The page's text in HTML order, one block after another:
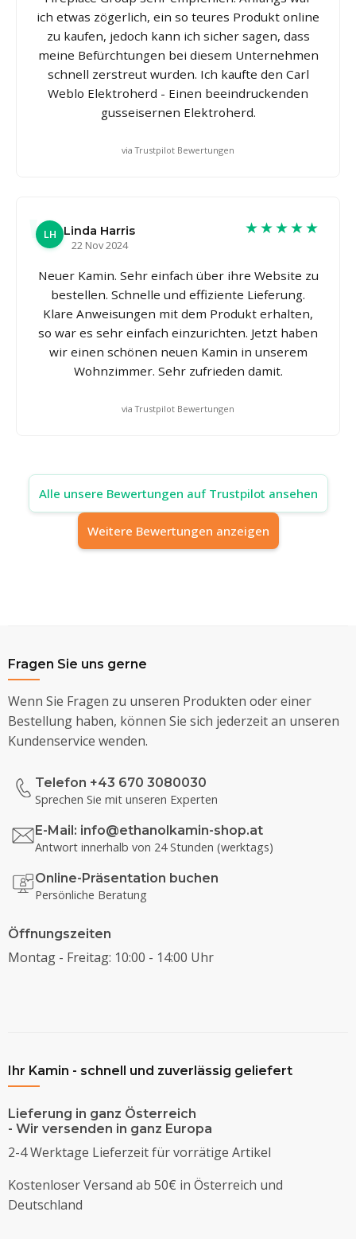
ich etwas zögerlich, ein so teures Produkt online
zu kaufen, jedoch kann ich sicher sagen, dass
meine Befürchtungen bei diesem Unternehmen
schnell zerstreut wurden. Ich kaufte den Carl
Weblo Elektroherd - Einen beeindruckenden
gusseisernen Elektroherd.
via Trustpilot Bewertungen
LH
Linda Harris
22 Nov 2024
★★★★★
Neuer Kamin. Sehr einfach über ihre Website zu
bestellen. Schnelle und effiziente Lieferung.
Klare Anweisungen mit dem Produkt erhalten,
so war es sehr einfach einzurichten. Jetzt haben
wir einen schönen neuen Kamin in unserem
Wohnzimmer. Sehr zufrieden damit.
via Trustpilot Bewertungen
Alle unsere Bewertungen auf Trustpilot ansehen
Weitere Bewertungen anzeigen
Fragen Sie uns gerne
Wenn Sie Fragen zu unseren Produkten oder einer
Bestellung haben, können Sie sich jederzeit an unseren
Kundenservice wenden.
Telefon +43 670 3080030
Sprechen Sie mit unseren Experten
E-Mail: info@ethanolkamin-shop.at
Antwort innerhalb von 24 Stunden (werktags)
Online-Präsentation buchen
Persönliche Beratung
Öffnungszeiten
Montag - Freitag: 10:00 - 14:00 Uhr
Ihr Kamin - schnell und zuverlässig geliefert
Lieferung in ganz Österreich
- Wir versenden in ganz Europa
2-4 Werktage Lieferzeit für vorrätige Artikel
Kostenloser Versand ab 50€ in Österreich und
Deutschland